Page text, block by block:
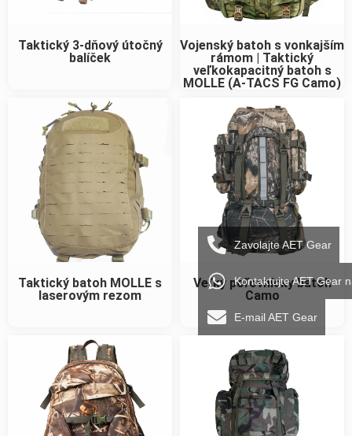
Taktický 3-dňový útočný
balíček
Vojenský batoh s vonkajším
rámom | Taktický
veľkokapacitný batoh s
MOLLE (A-TACS FG Camo)
Taktický batoh MOLLE s
laserovým rezom
Veľký poľovnícky batoh
Camo
Zavolajte AET Gear
Kontaktujte AET Gear
E-mail AET Gear